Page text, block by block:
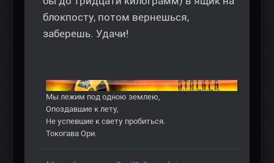
блокпосту, потом вернешься,
заберешь. Удачи!
Мы лежим под одною землею,
Опоздавшие к лету,
Не успевшие к свету пробиться.
Токогава Ори.